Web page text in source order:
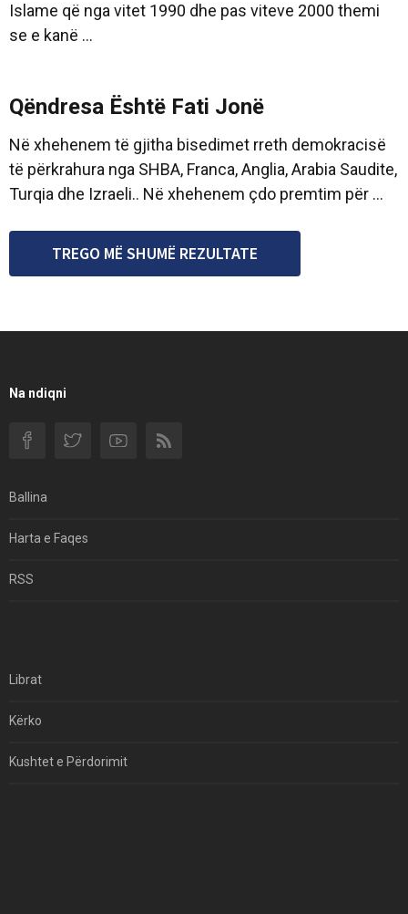
Islame që nga vitet 1990 dhe pas viteve 2000 themi
se e kanë ...
Qëndresa Është Fati Jonë
Në xhehenem të gjitha bisedimet rreth demokracisë
të përkrahura nga SHBA, Franca, Anglia, Arabia Saudite,
Turqia dhe Izraeli.. Në xhehenem çdo premtim për ...
TREGO MË SHUMË REZULTATE
Na ndiqni
Ballina
Harta e Faqes
RSS
Librat
Kërko
Kushtet e Përdorimit